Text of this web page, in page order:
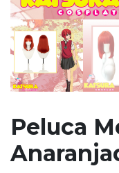
Peluca